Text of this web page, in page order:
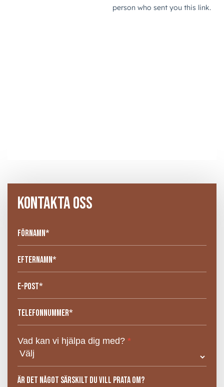
KONTAKTA OSS
Vad kan vi hjälpa dig med? *